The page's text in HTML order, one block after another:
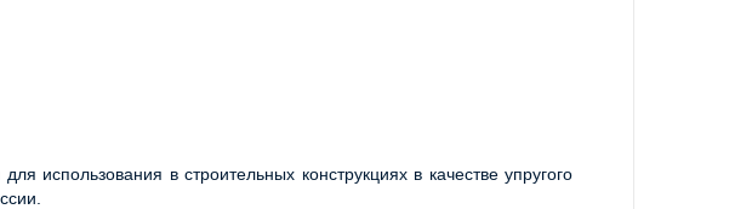
использования в строительных конструкциях в качестве упругого